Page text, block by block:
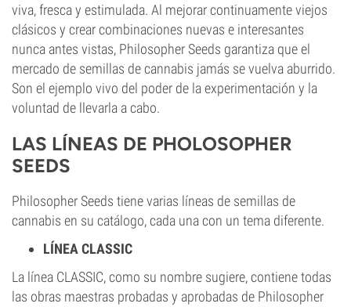
viva, fresca y estimulada. Al mejorar continuamente viejos
clásicos y crear combinaciones nuevas e interesantes
nunca antes vistas, Philosopher Seeds garantiza que el
mercado de semillas de cannabis jamás se vuelva aburrido.
Son el ejemplo vivo del poder de la experimentación y la
voluntad de llevarla a cabo.
LAS LÍNEAS DE PHOLOSOPHER
SEEDS
Philosopher Seeds tiene varias líneas de semillas de
cannabis en su catálogo, cada una con un tema diferente.
LÍNEA CLASSIC
La línea CLASSIC, como su nombre sugiere, contiene todas
las obras maestras probadas y aprobadas de Philosopher